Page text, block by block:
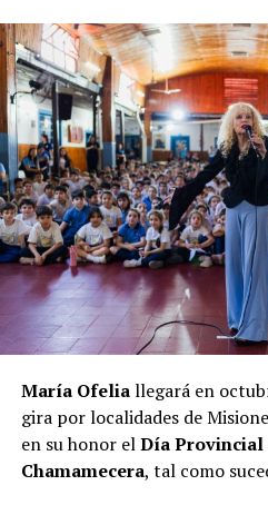
María Ofeliallegará en
gira por localidades de
en su honor elDía
Chamamecera, tal como